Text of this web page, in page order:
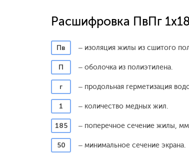
Расшифровка ПвПг
Пв – изоляция жилы из сшитого
П – оболочка из полиэтилена.
г – продольная герметизация
1 – количество медных жил.
185 – поперечное сечение жилы, мм
50 – минимальное сечение экрана.